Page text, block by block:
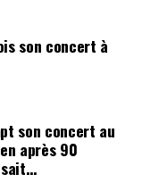
son concert à
son concert au
après 90
sait…